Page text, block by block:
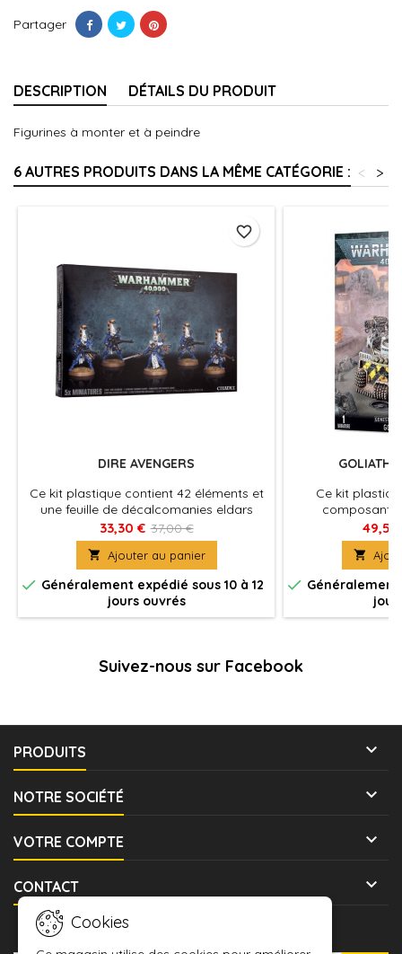
Partager
DESCRIPTION DÉTAILS DU PRODUIT
Figurines à monter et à peindre
6 AUTRES PRODUITS DANS LA MÊME CATÉGORIE : >
<
DIRE AVENGERS
Ce kit plastique contient 42 éléments et
une feuille de décalcomanies eldars
permettant d'assembler 5 vengeurs
lugubre Aeldari.
33,30 € 37,00 €
 Ajouter au panier
 Généralement expédié sous 10 à 12
jours ouvrés
favorite_border
GOLIATH
Ce kit
composants
assembler un
Rockgrinder,
blindée des
49,50

 Généralement
Suivez-nous sur Facebook
PRODUITS 
NOTRE SOCIÉTÉ 
VOTRE COMPTE 
CONTACT 
Cookies
LETTRE D'INFORMATIONS